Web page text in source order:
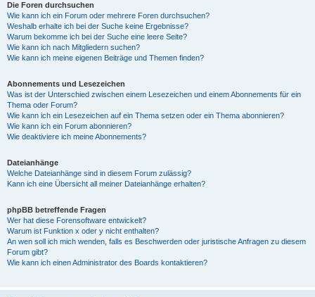
Die Foren durchsuchen
Wie kann ich ein Forum oder mehrere Foren durchsuchen?
Weshalb erhalte ich bei der Suche keine Ergebnisse?
Warum bekomme ich bei der Suche eine leere Seite?
Wie kann ich nach Mitgliedern suchen?
Wie kann ich meine eigenen Beiträge und Themen finden?
Abonnements und Lesezeichen
Was ist der Unterschied zwischen einem Lesezeichen und einem Abonnements für ein
Thema oder Forum?
Wie kann ich ein Lesezeichen auf ein Thema setzen oder ein Thema abonnieren?
Wie kann ich ein Forum abonnieren?
Wie deaktiviere ich meine Abonnements?
Dateianhänge
Welche Dateianhänge sind in diesem Forum zulässig?
Kann ich eine Übersicht all meiner Dateianhänge erhalten?
phpBB betreffende Fragen
Wer hat diese Forensoftware entwickelt?
Warum ist Funktion x oder y nicht enthalten?
An wen soll ich mich wenden, falls es Beschwerden oder juristische Anfragen zu diesem
Forum gibt?
Wie kann ich einen Administrator des Boards kontaktieren?